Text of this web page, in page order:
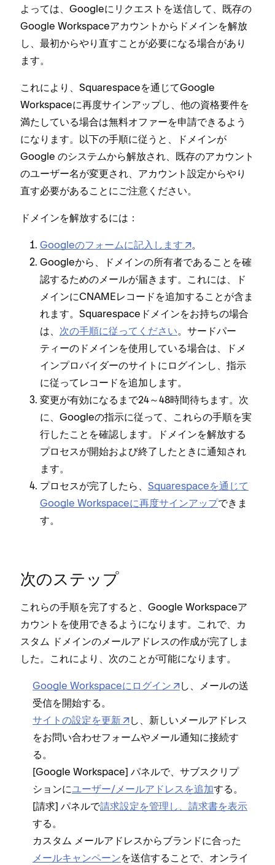
よ⁠っては⁠、Googleにリクエストを送信して⁠、既存の
Google Workspaceアカウントからドメインを解放
し⁠、最初からやり直すことが必要になる場合があり
ます⁠。
これにより⁠、Squarespaceを通じてGoogle
Workspaceに再度サインア⁠ップし⁠、他の資格要件を
満たしている場合は無料オフ⁠ァ⁠ーを申請できるよう
になります⁠。以下の手順に従うと⁠、ドメインが
Google のシステムから解放され⁠、既存のアカウント
のユ⁠ーザ⁠ー名が変更され⁠、アカウント設定からやり
直す必要があることにご注意ください⁠。
ドメインを解放するには⁠：
Googleのフ⁠ォ⁠ームに記入します
⁠。
Googleから⁠、ドメインの所有者であることを確
認するためのメ⁠ールが届きます⁠。これには⁠、ド
メインにCNAMEレコ⁠ードを追加することが含ま
れます⁠。Squarespaceドメインをお持ちの場合
は⁠、 次の手順に従⁠ってください⁠。サ⁠ードパ⁠ー
テ⁠ィ⁠ーのドメインを使用している場合は⁠、ドメ
インプロバイダ⁠ーのサイトにログインし⁠、指示
に従⁠ってレコ⁠ードを追加します⁠。
変更が有効になるまで24～48時間待ちます⁠。次
に⁠、Googleの指示に従⁠って⁠、これらの手順を実
行したことを確認します⁠。ドメインを解放する
プロセスが開始および終了したときに通知され
ます⁠。
プロセスが完了したら⁠、 Squarespaceを通じて
Google Workspaceに再度サインア⁠ップできま
す⁠。
次のステ⁠ップ
これらの手順を完了すると⁠、Google Workspaceア
カウントを使用できるようになります⁠。これで⁠、カ
スタム ドメインのメ⁠ールアドレスの作成が完了しま
した⁠。これにより⁠、次のことが可能になります⁠。
Google Workspaceにログイン
し⁠、メ⁠ールの送
受信を開始する⁠。
サイトの設定を更新
し⁠、新しいメ⁠ールアドレス
をお問い合わせフ⁠ォ⁠ームやメ⁠ール通知に接続す
る⁠。
[⁠Google Workspace⁠] パネルで⁠、サブスクリプ
シ⁠ョンにユ⁠ーザ⁠ー/メ⁠ールアドレスを追加する⁠。
[⁠請求⁠] パネルで請求設定を管理し⁠、請求書を表示
する⁠。
カスタム メ⁠ールアドレスからブランドに合⁠った
メ⁠ールキ⁠ャンペ⁠ーンを送信することで⁠、オンライ